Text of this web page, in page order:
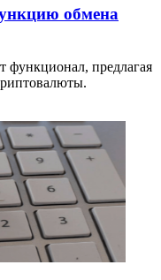
обмена
функционал, предлагая